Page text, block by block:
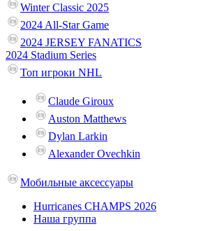
Winter Classic 2025
2024 All-Star Game
2024 JERSEY FANATICS
2024 Stadium Series
Топ игроки NHL
Claude Giroux
Auston Matthews
Dylan Larkin
Alexander Ovechkin
Мобильные аксессуары
Hurricanes CHAMPS 2026
Наша группа